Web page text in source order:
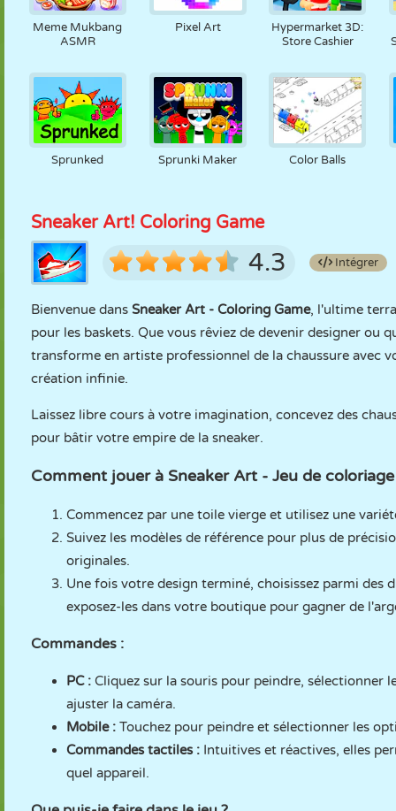
Meme Mukbang
ASMR
Pixel Art
Hypermarket 3D:
Store Cashier
Sprunked Sprunki Maker Color Balls
Sneaker Art! Coloring Game
4.3 Intégrer
Bienvenue dans Sneaker Art - Coloring Game, l'ultime
pour les baskets. Que vous rêviez de devenir designer ou
transforme en artiste professionnel de la chaussure avec
création infinie.
Laissez libre cours à votre imagination, concevez des
pour bâtir votre empire de la sneaker.
Comment jouer à Sneaker Art - Jeu de coloriage
Commencez par une toile vierge et utilisez une
Suivez les modèles de référence pour plus de
originales.
Une fois votre design terminé, choisissez parmi des
exposez-les dans votre boutique pour gagner de
Commandes :
PC : Cliquez sur la souris pour peindre, sélectionner
ajuster la caméra.
Mobile : Touchez pour peindre et sélectionner les
Commandes tactiles : Intuitives et réactives, elles
quel appareil.